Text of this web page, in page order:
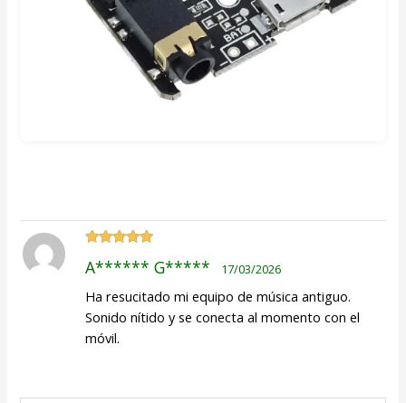
con5de 5
A****** G***** 17/03/2026
Ha resucitado mi equipo de música antiguo.
Sonido nítido y se conecta al momento con el
móvil.